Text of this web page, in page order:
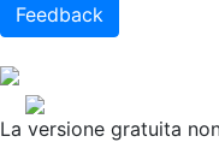
Feedback
La versione gratuita